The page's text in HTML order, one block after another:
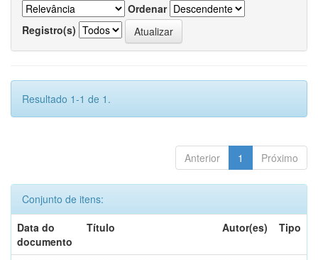
Ordenar
Registro(s)
Resultado 1-1 de 1.
Anterior 1 Próximo
Conjunto de itens:
Data do
documento
Título Autor(es) Tipo